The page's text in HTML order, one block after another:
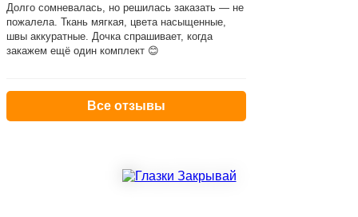
Долго сомневалась, но решилась заказать — не
пожалела. Ткань мягкая, цвета насыщенные,
швы аккуратные. Дочка спрашивает, когда
закажем ещё один комплект 😊
Все отзывы